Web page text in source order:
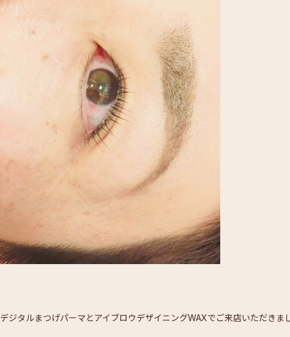
デジタルまつげパーマとアイブロウデザイニングWAXでご来店いただきま